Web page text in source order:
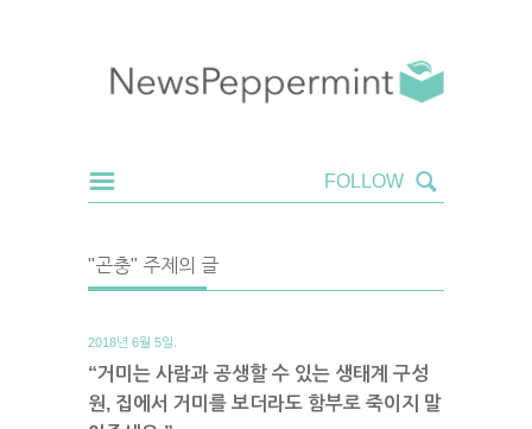
"곤충" 주제의 글
2018년 6월 5일.
“거미는 사람과 공생할 수 있는 생태계 구성
원, 집에서 거미를 보더라도 함부로 죽이지 말